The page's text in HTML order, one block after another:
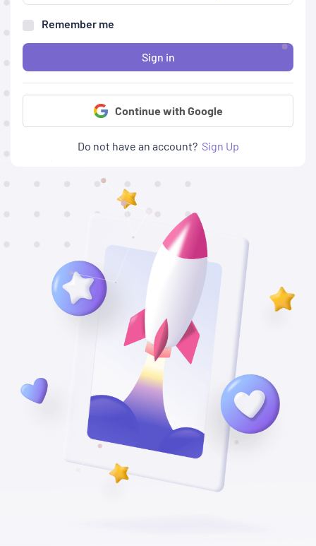
Remember me
Sign in
Continue with Google
Do not have an account? Sign Up